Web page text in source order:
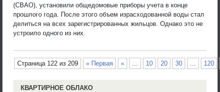
(СВАО), установили общедомовые приборы учета в конце
прошлого года. После этого объем израсходованной воды стал
делиться на всех зарегистрированных жильцов. Однако это не
устроило одного из них.
Страница 122 из 209 « Первая « ... 10 20 30 ... 120
КВАРТИРНОЕ ОБЛАКО